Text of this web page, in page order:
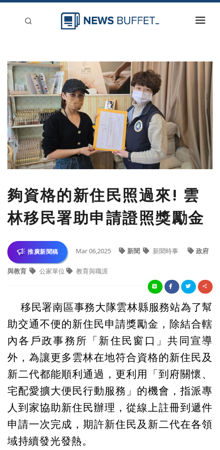
新聞稿分類
登入
刊登
夠資格的新住民照過來! 雲
林移民署助申請證照獎勵金
推廣新聞稿 Mar 06,2025 新聞 新聞時事 政府
與教育 公家單位 教育與職涯
移民署南區事務大隊雲林縣服務站為了幫
助交通不便的新住民申請獎勵金，除結合轄
內各戶政事務所「新住民窗口」共同宣導
外，為讓更多雲林在地符合資格的新住民及
新二代都能順利通過，更利用「到府關懷、
宅配愛擴大便民行動服務」的機會，指派專
人到家協助新住民辦理，從線上註冊到遞件
申請一次完成，期許新住民及新二代在各領
域持續發光發熱。